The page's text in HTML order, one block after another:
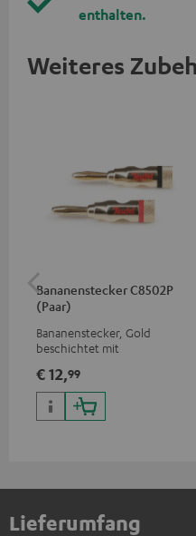
enthalten.
Weiteres
Bananenstecker C8502P
(Paar)
Bananenstecker, Gold
beschichtet mit
€ 12,99
Lieferumfang